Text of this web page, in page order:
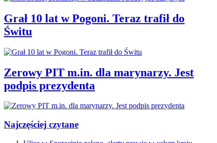
Grał 10 lat w Pogoni. Teraz trafił do
Świtu
Zerowy PIT m.in. dla marynarzy. Jest
podpis prezydenta
Najczęściej czytane